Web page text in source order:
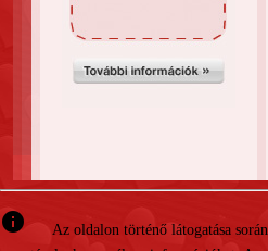
info
Az oldalon történő látogatása